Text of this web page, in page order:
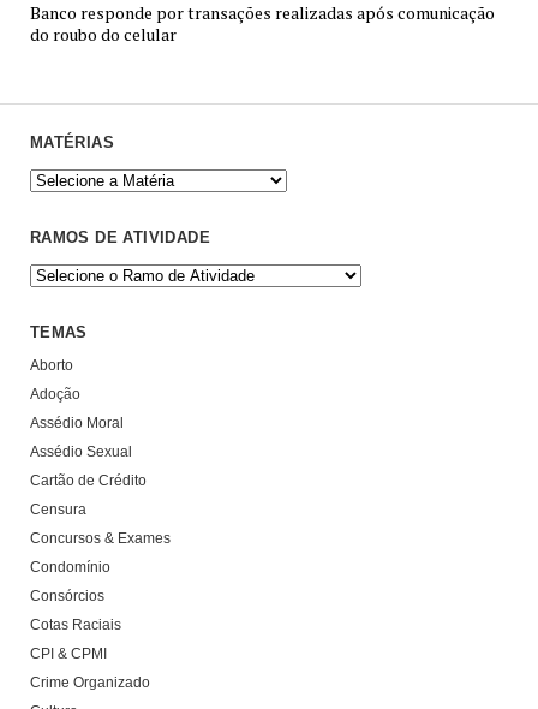
Banco responde por transações realizadas após comunicação
do roubo do celular
MATÉRIAS
RAMOS DE ATIVIDADE
TEMAS
Aborto
Adoção
Assédio Moral
Assédio Sexual
Cartão de Crédito
Censura
Concursos & Exames
Condomínio
Consórcios
Cotas Raciais
CPI & CPMI
Crime Organizado